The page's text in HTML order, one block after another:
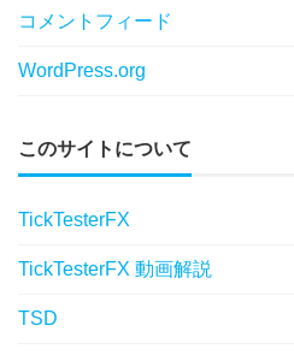
コメントフィード
WordPress.org
このサイトについて
TickTesterFX
TickTesterFX 動画解説
TSD